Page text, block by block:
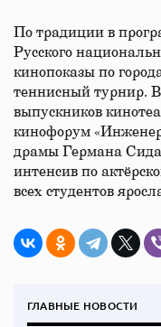
По традиции в
Русского
кинопоказы по
теннисный турнир.
выпускников
кинофорум
драмы Германа
интенсив по
всех студентов
ГЛАВНЫЕ НОВОСТИ